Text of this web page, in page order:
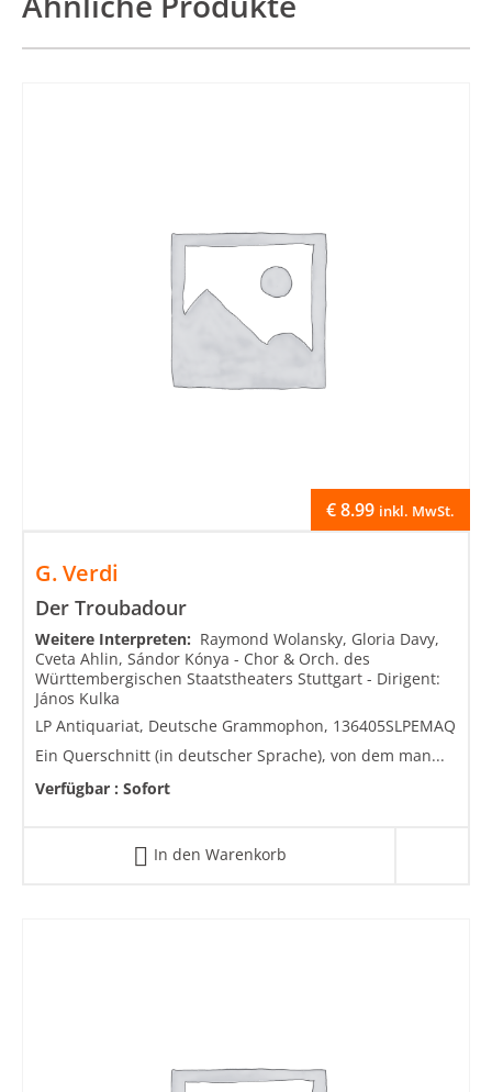
G. Verdi
Der Troubadour
€8.99 inkl. MwSt.
Weitere Interpreten: Raymond Wolansky, Gloria Davy,
Cveta Ahlin, Sándor Kónya - Chor & Orch. des
Württembergischen Staatstheaters Stuttgart - Dirigent:
János Kulka
LP Antiquariat, Deutsche Grammophon, 136405SLPEMAQ
Ein Querschnitt (in deutscher Sprache), von dem man...
Verfügbar : Sofort
In den Warenkorb